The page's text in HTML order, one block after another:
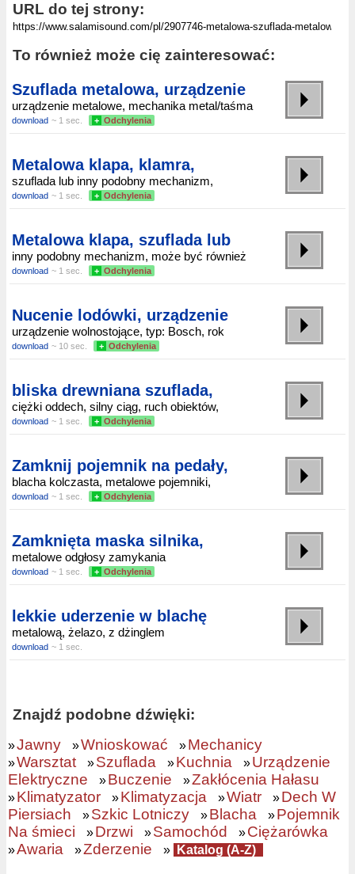
URL do tej strony:
To również może cię zainteresować:
Szuflada metalowa, urządzenie
urządzenie metalowe, mechanika metal/taśma
download ~ 1 sec. + Odchylenia
Metalowa klapa, klamra,
szuflada lub inny podobny mechanizm,
download ~ 1 sec. + Odchylenia
Metalowa klapa, szuflada lub
inny podobny mechanizm, może być również
download ~ 1 sec. + Odchylenia
Nucenie lodówki, urządzenie
urządzenie wolnostojące, typ: Bosch, rok
download ~ 10 sec. + Odchylenia
bliska drewniana szuflada,
ciężki oddech, silny ciąg, ruch obiektów,
download ~ 1 sec. + Odchylenia
Zamknij pojemnik na pedały,
blacha kolczasta, metalowe pojemniki,
download ~ 1 sec. + Odchylenia
Zamknięta maska silnika,
metalowe odgłosy zamykania
download ~ 1 sec. + Odchylenia
lekkie uderzenie w blachę
metalową, żelazo, z dżinglem
download ~ 1 sec.
Znajdź podobne dźwięki:
»Jawny »Wnioskować »Mechanicy
»Warsztat »Szuflada »Kuchnia »Urządzenie
Elektryczne
»Buczenie »Zakłócenia Hałasu
»Klimatyzator »Klimatyzacja »Wiatr »Dech W
Piersiach
»Szkic Lotniczy »Blacha »Pojemnik
Na śmieci
»Drzwi »Samochód »Ciężarówka
»Awaria »Zderzenie » Katalog (A-Z)